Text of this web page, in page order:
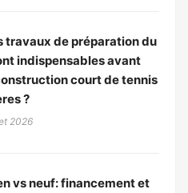
travaux de préparation du
indispensables avant
court de tennis
?
2026
vs neuf: financement et